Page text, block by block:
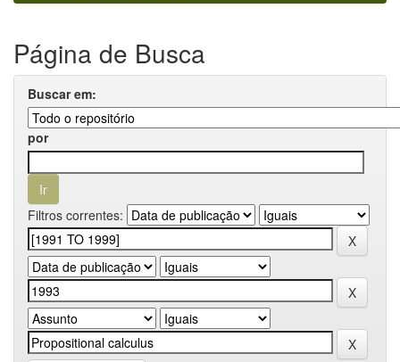
Página de Busca
Buscar em:
por
Filtros correntes: